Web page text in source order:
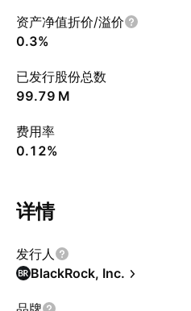
资产净值折价/溢价
0.3%
已发行股份总数
‪99.79 M‬
费用率
0.12%
详情
发行人
BlackRock, Inc.